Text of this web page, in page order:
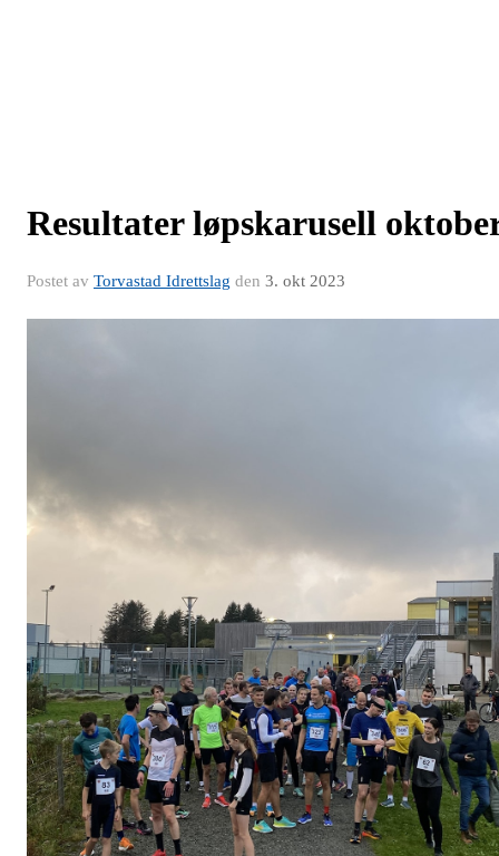
Resultater løpskarusell
Postet av Torvastad Idrettslag den 3. okt 2023